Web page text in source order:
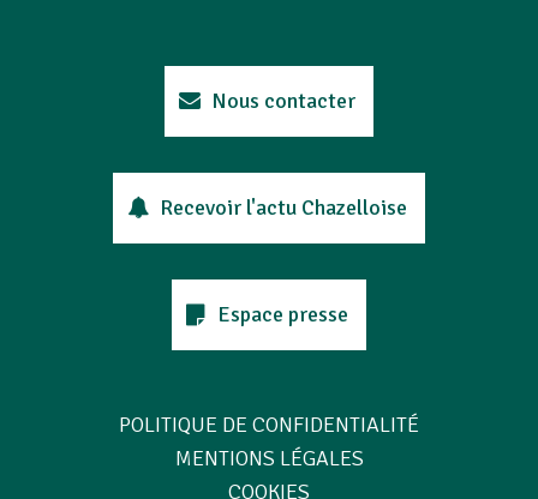
Nous contacter
Recevoir l'actu Chazelloise
Espace presse
POLITIQUE DE CONFIDENTIALITÉ
MENTIONS LÉGALES
COOKIES